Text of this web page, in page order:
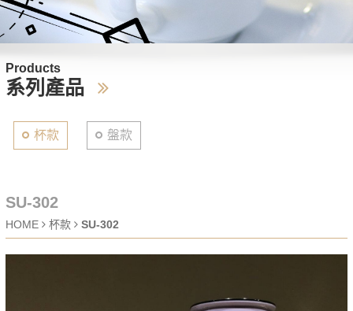
Products
系列產品
杯款 盤款
SU-302
HOME 杯款 SU-302